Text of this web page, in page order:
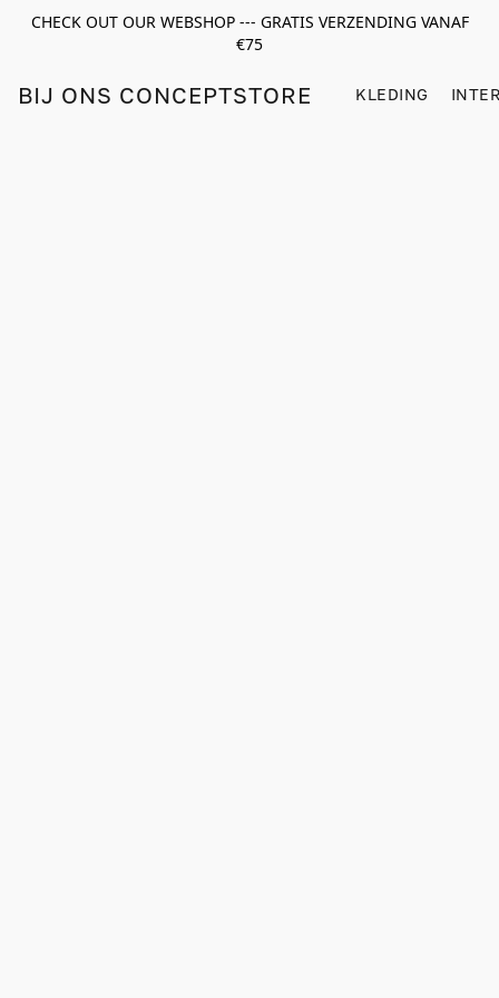
CHECK OUT OUR WEBSHOP --- GRATIS VERZENDING VANAF
€75
BIJ ONS CONCEPTSTORE KLEDING